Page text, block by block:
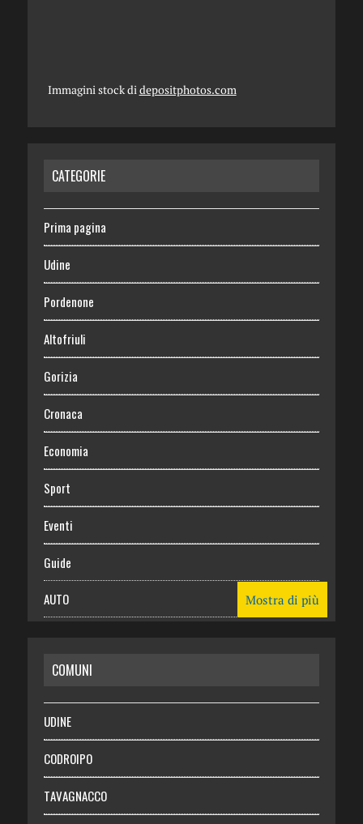
Immagini stock di depositphotos.com
CATEGORIE
Prima pagina
Udine
Pordenone
Altofriuli
Gorizia
Cronaca
Economia
Sport
Eventi
Guide
AUTO
RISPARMIO
SALUTE
Necrologie
Chi siamo
Abbonati
Mostra di più
COMUNI
UDINE
CODROIPO
TAVAGNACCO